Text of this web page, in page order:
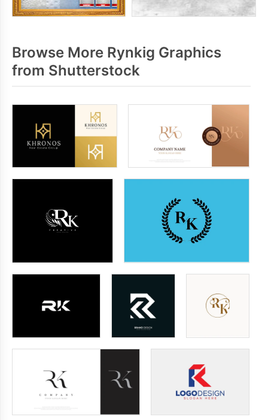
Browse More Rynkig Graphics
from Shutterstock